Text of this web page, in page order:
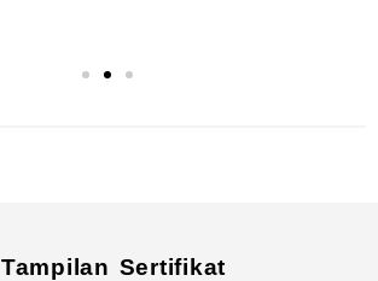
Tampilan Sertifikat